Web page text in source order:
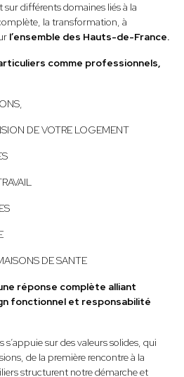
différents domaines liés à la
la transformation, à
l’ensemble des Hauts-de-France.
comme professionnels,
DE VOTRE LOGEMENT
DE SANTE
réponse complète alliant
fonctionnel et responsabilité
sur des valeurs solides, qui
de la première rencontre à la
structurent notre démarche et